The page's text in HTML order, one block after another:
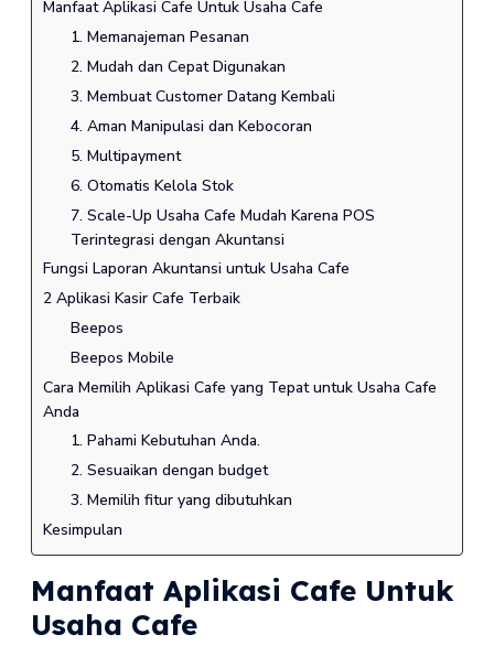
Manfaat Aplikasi Cafe Untuk Usaha Cafe
1. Memanajeman Pesanan
2. Mudah dan Cepat Digunakan
3. Membuat Customer Datang Kembali
4. Aman Manipulasi dan Kebocoran
5. Multipayment
6. Otomatis Kelola Stok
7. Scale-Up Usaha Cafe Mudah Karena POS
Terintegrasi dengan Akuntansi
Fungsi Laporan Akuntansi untuk Usaha Cafe
2 Aplikasi Kasir Cafe Terbaik
Beepos
Beepos Mobile
Cara Memilih Aplikasi Cafe yang Tepat untuk Usaha Cafe
Anda
1. Pahami Kebutuhan Anda.
2. Sesuaikan dengan budget
3. Memilih fitur yang dibutuhkan
Kesimpulan
Manfaat Aplikasi Cafe Untuk
Usaha Cafe